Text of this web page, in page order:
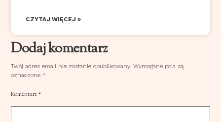
CZYTAJ WIĘCEJ »
Dodaj komentarz
Twój adres email nie zostanie opublikowany. Wymagane pola są
oznaczone *
Komentarz*